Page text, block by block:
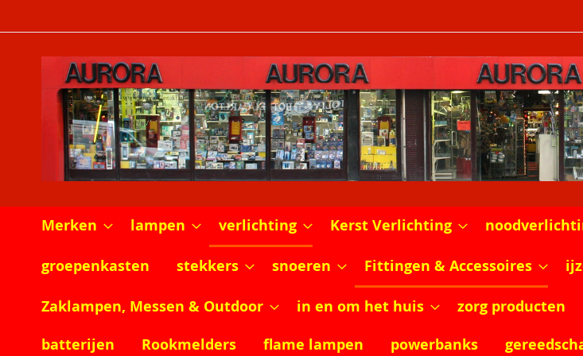
naar
inhoud
Merken lampen verlichting Kerst Verlichting
groepenkasten stekkers snoeren Fittingen & Accessoires
Zaklampen, Messen & Outdoor in en om het huis zorg producten
batterijen
Rookmelders flame lampen powerbanks